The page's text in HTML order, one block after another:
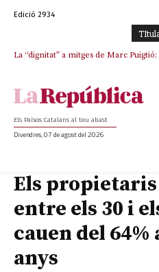
Edició 2934
La “dignitat” a mitges de Marc
Junts exigeix que Catalunya
Els Països Catalans al teu abast
Divendres, 07 de agost del 2026
Els propietaris
entre els 30 i
cauen del 64%
anys